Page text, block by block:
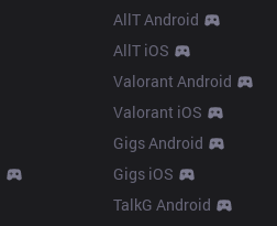
AllT Android
AllT iOS
Valorant Android
Valorant iOS
Gigs Android
Gigs iOS
TalkG Android